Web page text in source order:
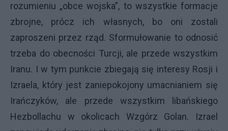
rozumieniu „obce wojska”, to wszystkie formacje
zbrojne, prócz ich własnych, bo oni zostali
zaproszeni przez rząd. Sformułowanie to odnosić
trzeba do obecności Turcji, ale przede wszystkim
Iranu. I w tym punkcie zbiegają się interesy Rosji i
Izraela, który jest zaniepokojony umacnianiem się
Irańczyków, ale przede wszystkim libańskiego
Hezbollachu w okolicach Wzgórz Golan. Izrael